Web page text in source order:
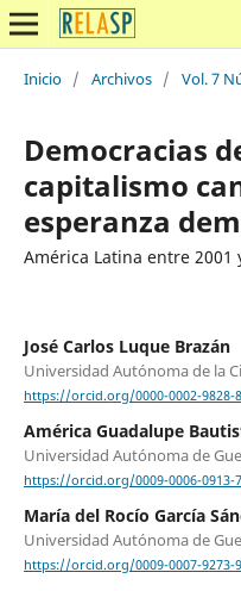
Inicio / Archivos / Vol. 7
Democracias
capitalismo
esperanza
América Latina entre
José Carlos Luque Brazán
Universidad Autónoma de la
https://orcid.org/0000-0002-9828-
América Guadalupe
Universidad Autónoma de
https://orcid.org/0009-0006-0913-
María del Rocío García
Universidad Autónoma de
https://orcid.org/0009-0007-9273-